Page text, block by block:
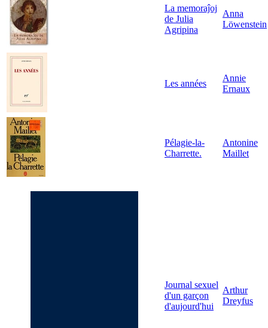
La memoraĵoj
de Julia
Agripina
Anna
Löwenstein
Les années
Annie
Ernaux
Pélagie-la-
Charrette.
Antonine
Maillet
Journal sexuel
d'un garçon
d'aujourd'hui
Arthur
Dreyfus